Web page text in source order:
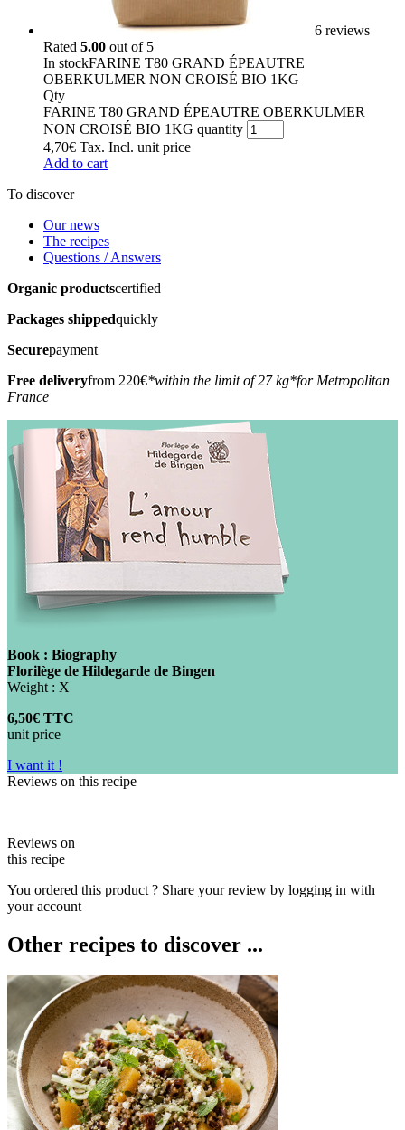
6 reviews
Rated 5.00 out of 5
In stockFARINE T80 GRAND ÉPEAUTRE
OBERKULMER NON CROISÉ BIO 1KG
Qty
FARINE T80 GRAND ÉPEAUTRE OBERKULMER
NON CROISÉ BIO 1KG quantity
4,70€ Tax. Incl. unit price
Add to cart
To discover
Our news
The recipes
Questions / Answers
Organic productscertified
Packages shippedquickly
Securepayment
Free deliveryfrom 220€*within the limit of 27 kg*for Metropolitan
France
Book : Biography
Florilège de Hildegarde de Bingen
Weight : X
6,50€ TTC
unit price
I want it !
Reviews on this recipe
Reviews on
this recipe
You ordered this product ? Share your review by logging in with
your account
Other recipes to discover ...